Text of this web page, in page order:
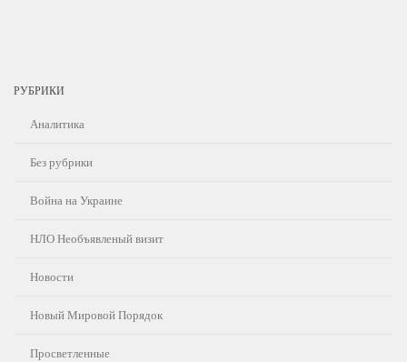
РУБРИКИ
Аналитика
Без рубрики
Война на Украине
НЛО Необъявленый визит
Новости
Новый Мировой Порядок
Просветленные